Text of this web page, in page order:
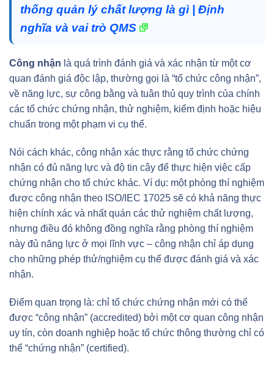
thống quản lý chất lượng là gì | Định
nghĩa và vai trò QMS
Công nhận là quá trình đánh giá và xác nhận từ một cơ
quan đánh giá độc lập, thường gọi là “tổ chức công nhận”,
về năng lực, sự công bằng và tuân thủ quy trình của chính
các tổ chức chứng nhận, thử nghiệm, kiểm định hoặc hiệu
chuẩn trong một phạm vi cụ thể.
Nói cách khác, công nhận xác thực rằng tổ chức chứng
nhận có đủ năng lực và độ tin cậy để thực hiện việc cấp
chứng nhận cho tổ chức khác. Ví dụ: một phòng thí nghiệm
được công nhận theo ISO/IEC 17025 sẽ có khả năng thực
hiện chính xác và nhất quán các thử nghiệm chất lượng,
nhưng điều đó không đồng nghĩa rằng phòng thí nghiệm
này đủ năng lực ở mọi lĩnh vực – công nhận chỉ áp dụng
cho những phép thử/nghiệm cụ thể được đánh giá và xác
nhận.
Điểm quan trọng là: chỉ tổ chức chứng nhận mới có thể
được “công nhận” (accredited) bởi một cơ quan công nhận
uy tín, còn doanh nghiệp hoặc tổ chức thông thường chỉ có
thể “chứng nhận” (certified).